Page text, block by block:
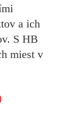
a ich
S HB
miest v